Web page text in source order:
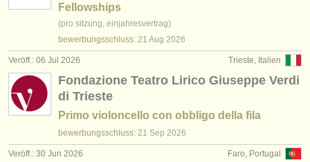
Fellowships
(pro sitzung, einjahresvertrag)
bewerbungsschluss: 21 Aug 2026
Trieste, Italien
Veröff.: 06 Jul 2026
Fondazione Teatro Lirico Giuseppe Verdi
di Trieste
Primo violoncello con obbligo della fila
bewerbungsschluss: 21 Sep 2026
Faro, Portugal
Veröff.: 30 Jun 2026